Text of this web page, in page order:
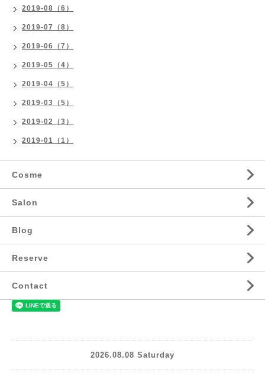
2019-08（6）
2019-07（8）
2019-06（7）
2019-05（4）
2019-04（5）
2019-03（5）
2019-02（3）
2019-01（1）
Cosme
Salon
Blog
Reserve
Contact
2026.08.08 Saturday